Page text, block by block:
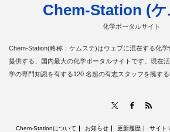
Chem-Station (
化学ポータルサイト
Chem-Station(略称：ケムステ)はウェブに混在する化学
提供する、国内最大の化学ポータルサイトです。現在
学の専門知識を有する120 名超の有志スタッフを擁する
Chem-Stationについて お知らせ 更新履歴 サイト